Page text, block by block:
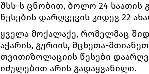
შსს-ს ცნობით, ბოლო 24 საათის
წესების დარღვევის კიდევ 22
ყველა მოქალაქე, რომელმაც
აჭარის, გურიის, მცხეთა-
თვითიზოლაციის წესები
იძულებით არის გადაყვანილი.